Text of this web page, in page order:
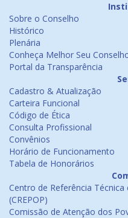
Sobre o Conselho
Histórico
Plenária
Conheça Melhor Seu
Portal da Transparência
Cadastro & Atualização
Carteira Funcional
Código de Ética
Consulta Profissional
Convênios
Horário de Funcionamento
Tabela de Honorários
Centro de Referência
(CREPOP)
Comissão de Atenção dos